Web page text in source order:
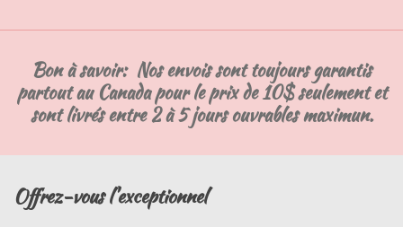
Bon à savoir: Nos envois sont toujours garantis
partout au Canada pour le prix de 10$ seulement et
sont livrés entre 2 à 5 jours ouvrables maximun.
Offrez-vous l'exceptionnel